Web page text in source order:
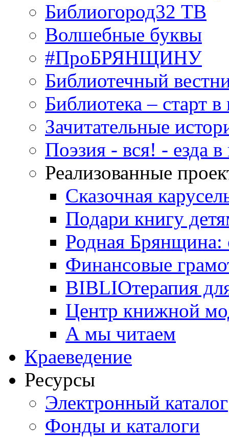
Библиогород32 ТВ
Волшебные буквы
#ПроБРЯНЩИНУ
Библиотечный
Библиотека – старт
Зачитательные
Поэзия - вся! - езда в
Реализованные
Сказочная
Подари книгу
Родная Брянщина:
Финансовые
BIBLIOтерапия
Центр книжной
А мы читаем
Краеведение
Ресурсы
Электронный каталог
Фонды и каталоги